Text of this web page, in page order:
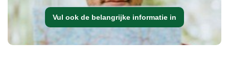
Vul ook de belangrijke informatie in